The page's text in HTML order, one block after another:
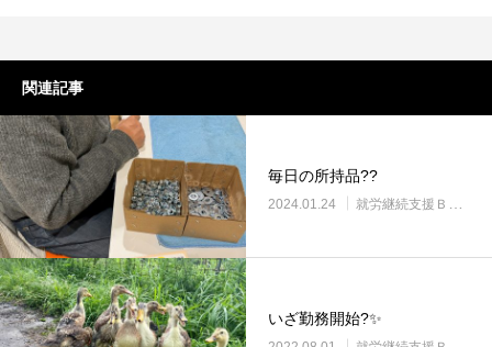
関連記事
毎日の所持品??
2024.01.24 就労継続支援Ｂ型・ニコプレイス
いざ勤務開始?✨